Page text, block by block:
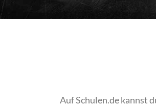
Auf Schulen.de kannst